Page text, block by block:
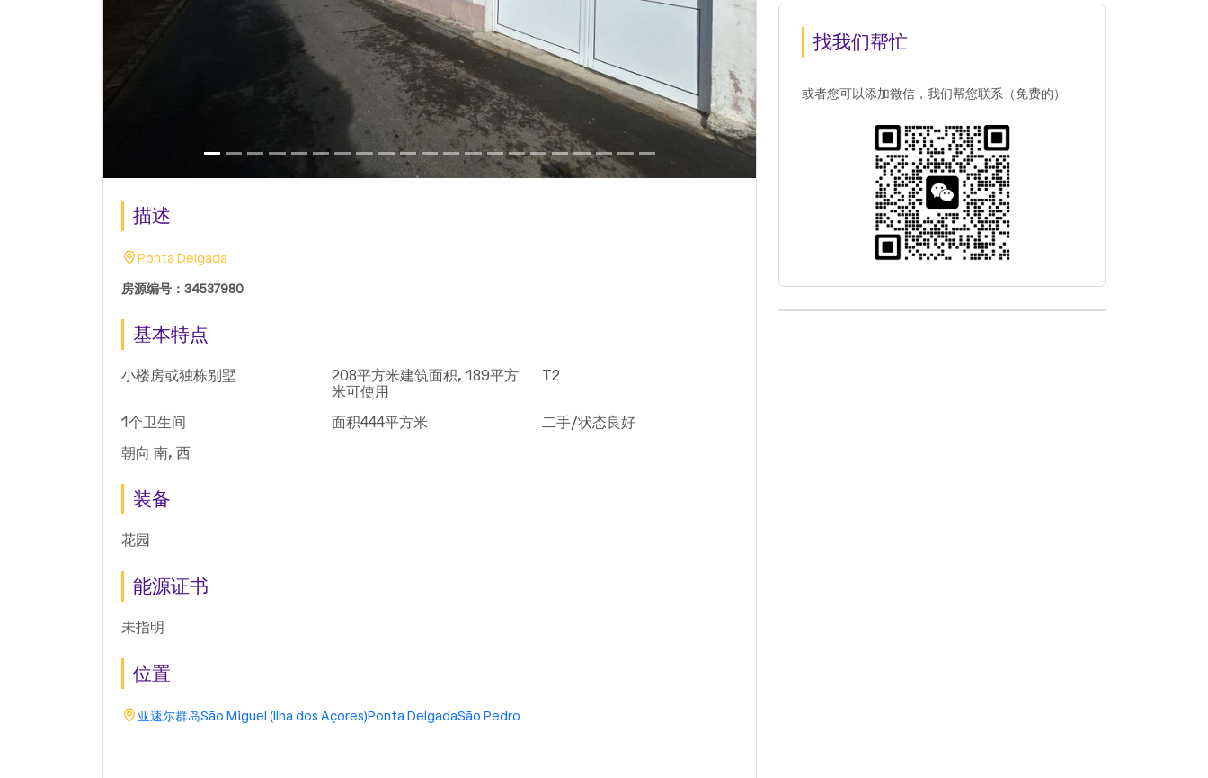
描述
Ponta Delgada
房源编号：34537980
基本特点
小楼房或独栋别墅
208平方米建筑面积, 189平方
米可使用
T2
1个卫生间 面积444平方米
二手/状态良好
朝向 南, 西
装备
花园
能源证书
未指明
位置
亚速尔群岛São Miguel (Ilha dos Açores)Ponta DelgadaSão Pedro
找我们帮忙
或者您可以添加微信，我们帮您联系（免费的）